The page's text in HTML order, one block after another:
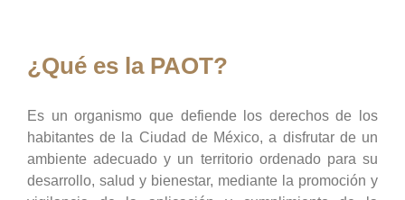
¿Qué es la PAOT?
Es un organismo que defiende los derechos de los
habitantes de la Ciudad de México, a disfrutar de un
ambiente adecuado y un territorio ordenado para su
desarrollo, salud y bienestar, mediante la promoción y